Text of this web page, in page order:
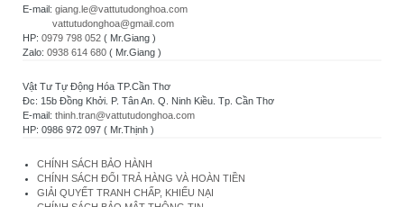
E-mail: giang.le@vattutudonghoa.com
vattutudonghoa@gmail.com
HP: 0979 798 052 ( Mr.Giang )
Zalo: 0938 614 680 ( Mr.Giang )
Vật Tư Tự Động Hóa TP.Cần Thơ
Đc: 15b Đồng Khởi. P. Tân An. Q. Ninh Kiều. Tp. Cần Thơ
E-mail: thinh.tran@vattutudonghoa.com
HP: 0986 972 097 ( Mr.Thịnh )
CHÍNH SÁCH BẢO HÀNH
CHÍNH SÁCH ĐỔI TRẢ HÀNG VÀ HOÀN TIỀN
GIẢI QUYẾT TRANH CHẤP, KHIẾU NẠI